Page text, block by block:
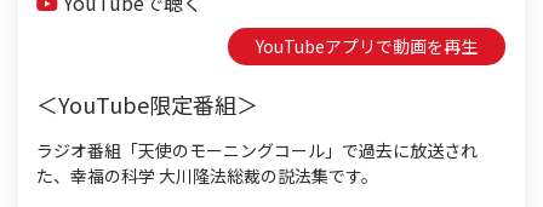
n
g
YouTubeアプリで動画を再生
＜YouTube限定番組＞
ラジオ番組「天使のモーニングコール」で過去に放送され
た、幸福の科学 大川隆法総裁の説法集です。